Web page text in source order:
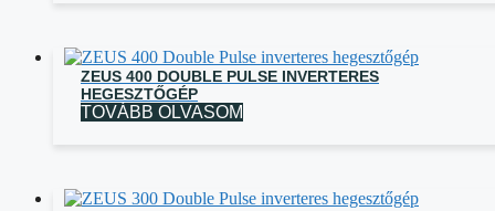
ZEUS 400 DOUBLE PULSE INVERTERES
HEGESZTŐGÉP
TOVÁBB OLVASOM